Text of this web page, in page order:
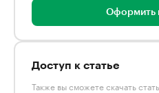
Оформить
Доступ к статье
Также вы сможете скачать